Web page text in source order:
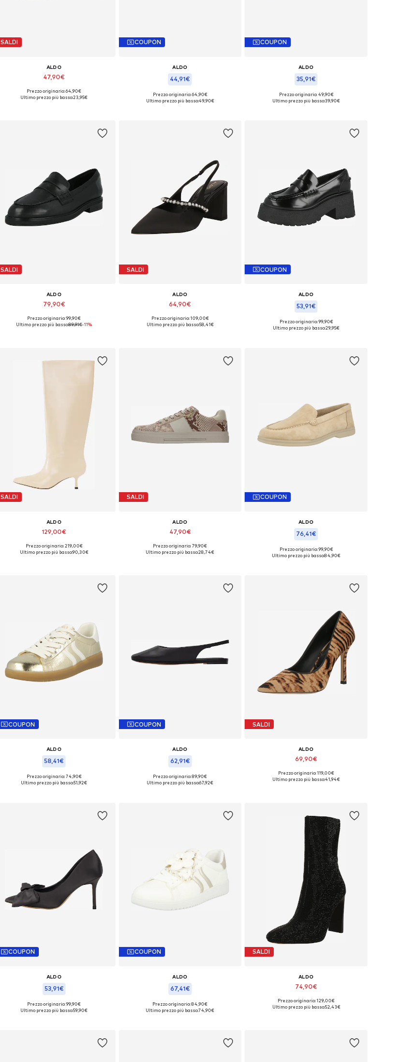
SALDI
ALDO
47,90€
Taglie disponibili: 38
Prezzo originario: 64,90€
Ultimo prezzo più basso:23,95€
COUPON
ALDO
44,91€
Taglie disponibili: 37, 40
Prezzo originario: 64,90€
Ultimo prezzo più basso:49,90€
COUPON
ALDO
35,91€
Taglie disponibili: One Size
Prezzo originario: 49,90€
Ultimo prezzo più basso:39,90€
SALDI
ALDO
79,90€
Taglie disponibili: 37, 39-39,5
Prezzo originario: 99,90€
Ultimo prezzo più basso:89,91€-11%
SALDI
ALDO
64,90€
Taglie disponibili: 39-39,5, 40
Prezzo originario: 109,00€
Ultimo prezzo più basso:58,41€
COUPON
ALDO
53,91€
Taglie disponibili: 39-39,5, 41-41,5
Prezzo originario: 99,90€
Ultimo prezzo più basso:29,95€
SALDI
ALDO
129,00€
Taglie disponibili: 35, 36, 37, 38, 42,5
Prezzo originario: 219,00€
Ultimo prezzo più basso:90,30€
SALDI
ALDO
47,90€
Taglie disponibili: 38, 39-39,5, 40
Prezzo originario: 79,90€
Ultimo prezzo più basso:28,74€
COUPON
ALDO
76,41€
Taglie disponibili: 40
Prezzo originario: 99,90€
Ultimo prezzo più basso:84,90€
COUPON
ALDO
58,41€
Taglie disponibili: 37, 38
Prezzo originario: 74,90€
Ultimo prezzo più basso:51,92€
COUPON
ALDO
62,91€
Taglie disponibili: 39-39,5
Prezzo originario: 89,90€
Ultimo prezzo più basso:67,92€
SALDI
ALDO
69,90€
Taglie disponibili: 37
Prezzo originario: 119,00€
Ultimo prezzo più basso:41,94€
COUPON
ALDO
53,91€
Taglie disponibili: 38
Prezzo originario: 99,90€
Ultimo prezzo più basso:59,90€
COUPON
ALDO
67,41€
Taglie disponibili: 37
Prezzo originario: 84,90€
Ultimo prezzo più basso:74,90€
SALDI
ALDO
74,90€
Taglie disponibili: 39-39,5
Prezzo originario: 129,00€
Ultimo prezzo più basso:52,43€